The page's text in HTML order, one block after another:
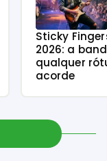
Sticky
2026: a
qualquer
acorde